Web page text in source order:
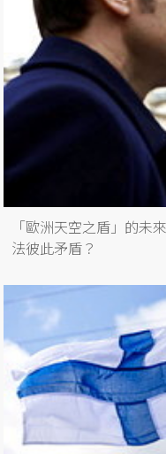
「歐洲天空之盾」的未
法彼此矛盾？